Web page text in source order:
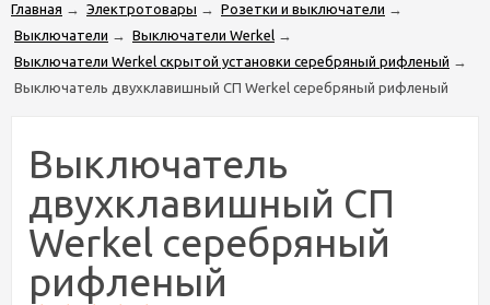
Главная → Электротовары → Розетки и выключатели →
Выключатели → Выключатели Werkel →
Выключатели Werkel скрытой установки серебряный рифленый →
Выключатель двухклавишный СП Werkel серебряный рифленый
Выключатель
двухклавишный СП
Werkel серебряный
рифленый